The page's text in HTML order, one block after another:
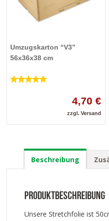
Umzugskarton “V3”
56x36x38 cm
4,70 €
zzgl.Versand
Beschreibung
Produktbeschreibung
Unsere Stretchfolie ist